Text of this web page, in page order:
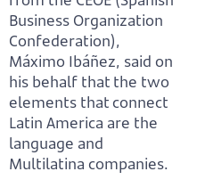
Business Organization
Confederation),
Máximo Ibáñez, said on
his behalf that the two
elements that connect
Latin America are the
language and
Multilatina companies.